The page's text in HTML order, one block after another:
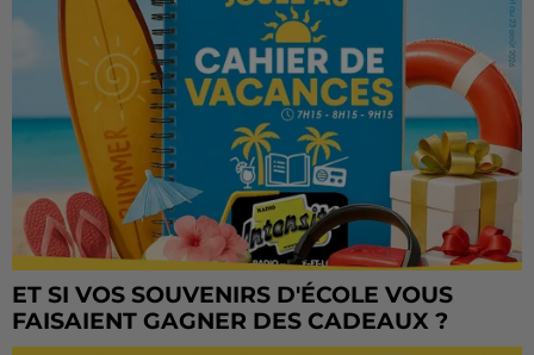
ET SI VOS SOUVENIRS D'ÉCOLE VOUS
FAISAIENT GAGNER DES CADEAUX ?